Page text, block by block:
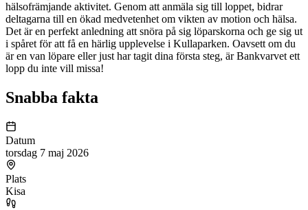
hälsofrämjande aktivitet. Genom att anmäla sig till loppet, bidrar
deltagarna till en ökad medvetenhet om vikten av motion och hälsa.
Det är en perfekt anledning att snöra på sig löparskorna och ge sig ut
i spåret för att få en härlig upplevelse i Kullaparken. Oavsett om du
är en van löpare eller just har tagit dina första steg, är Bankvarvet ett
lopp du inte vill missa!
Snabba fakta
Datum
torsdag 7 maj 2026
Plats
Kisa